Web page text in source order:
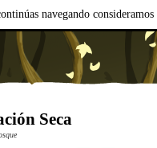
navegando consideramos
Seca